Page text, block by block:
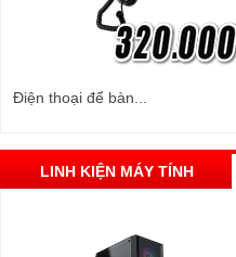
Điện thoại để bàn...
LINH KIỆN MÁY TÍNH